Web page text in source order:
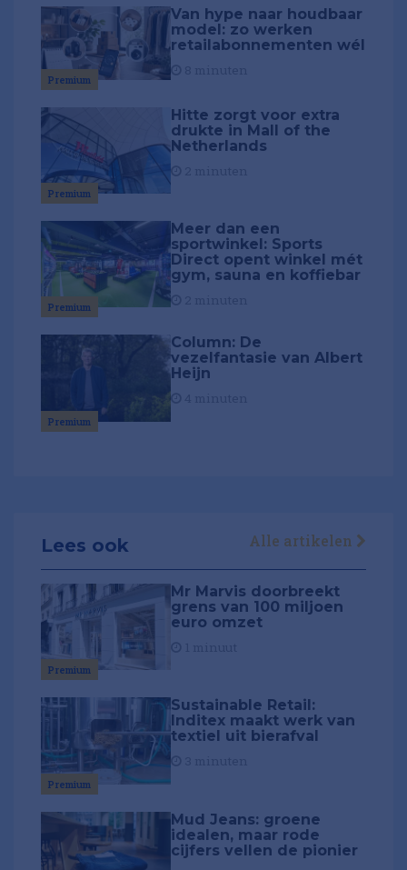
Premium
Van hype naar houdbaar
model: zo werken
retailabonnementen wél
Premium
Hitte zorgt voor extra
drukte in Mall of the
Netherlands
Premium
Meer dan een
sportwinkel: Sports
Direct opent winkel mét
gym, sauna en koffiebar
Premium
Column: De
vezelfantasie van Albert
Heijn
Lees ook Alle artikelen
Premium
Mr Marvis doorbreekt
grens van 100 miljoen
euro omzet
Premium
Sustainable Retail:
Inditex maakt werk van
textiel uit bierafval
Mud Jeans: groene
idealen, maar rode
cijfers vellen de pionier